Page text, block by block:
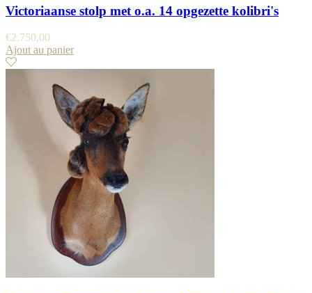
Victoriaanse stolp met o.a. 14 opgezette kolibri's
€2.750,00
Ajout au panier